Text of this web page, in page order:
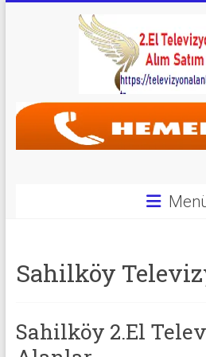
Televizyon
Alanlar
Alanlar
TV
Sahilköy
Sahilköy 2.El